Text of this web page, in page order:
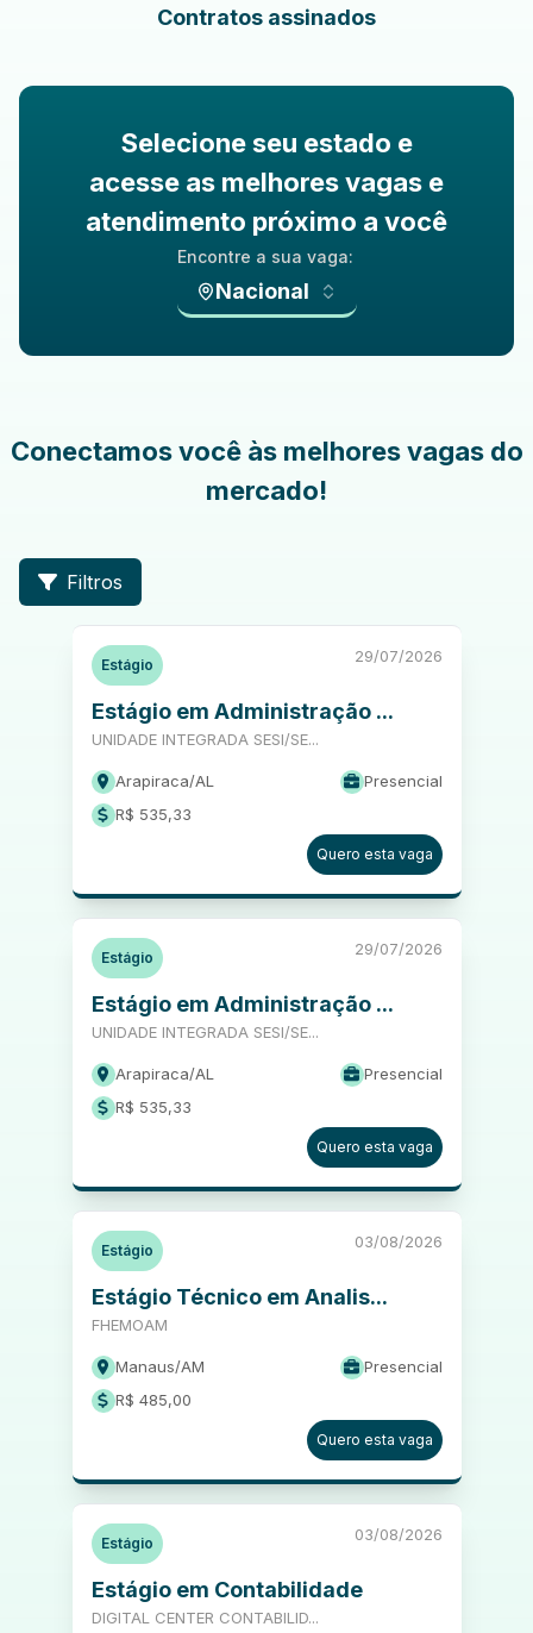
Contratos assinados
Selecione seu estado e
acesse as melhores vagas e
atendimento próximo a você
Encontre a sua vaga:
Nacional
Conectamos você às melhores vagas do
mercado!
Filtros
Estágio 29/07/2026
Estágio em Administração ...
UNIDADE INTEGRADA SESI/SE...
Arapiraca/AL
Presencial
R$ 535,33
Quero esta vaga
Estágio 29/07/2026
Estágio em Administração ...
UNIDADE INTEGRADA SESI/SE...
Arapiraca/AL
Presencial
R$ 535,33
Quero esta vaga
Estágio 03/08/2026
Estágio Técnico em Analis...
FHEMOAM
Manaus/AM
Presencial
R$ 485,00
Quero esta vaga
Estágio 03/08/2026
Estágio em Contabilidade
DIGITAL CENTER CONTABILID...